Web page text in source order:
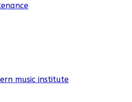
music institute